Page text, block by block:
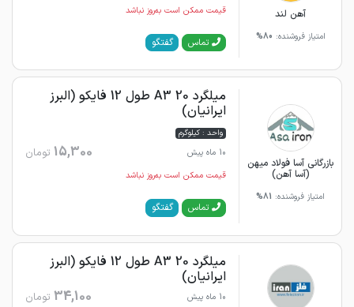
آهن لند
امتیاز فروشنده: 80%
قیمت ممکن است به‌روز نباشد
تماس گفتگو
بازرگانی آسا فولاد میهن
(آسا آهن)
امتیاز فروشنده: 81%
میلگرد 20 A3 طول 12 فایکو (البرز
ایرانیان)
واحد : کیلوگرم
10 ماه پیش
15,300 تومان
قیمت ممکن است به‌روز نباشد
تماس گفتگو
میلگرد 20 A3 طول 12 فایکو (البرز
ایرانیان)
10 ماه پیش 34,100 تومان